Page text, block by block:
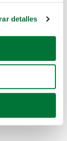
geográfica
activamente
(huellas
procesan sus
detalles